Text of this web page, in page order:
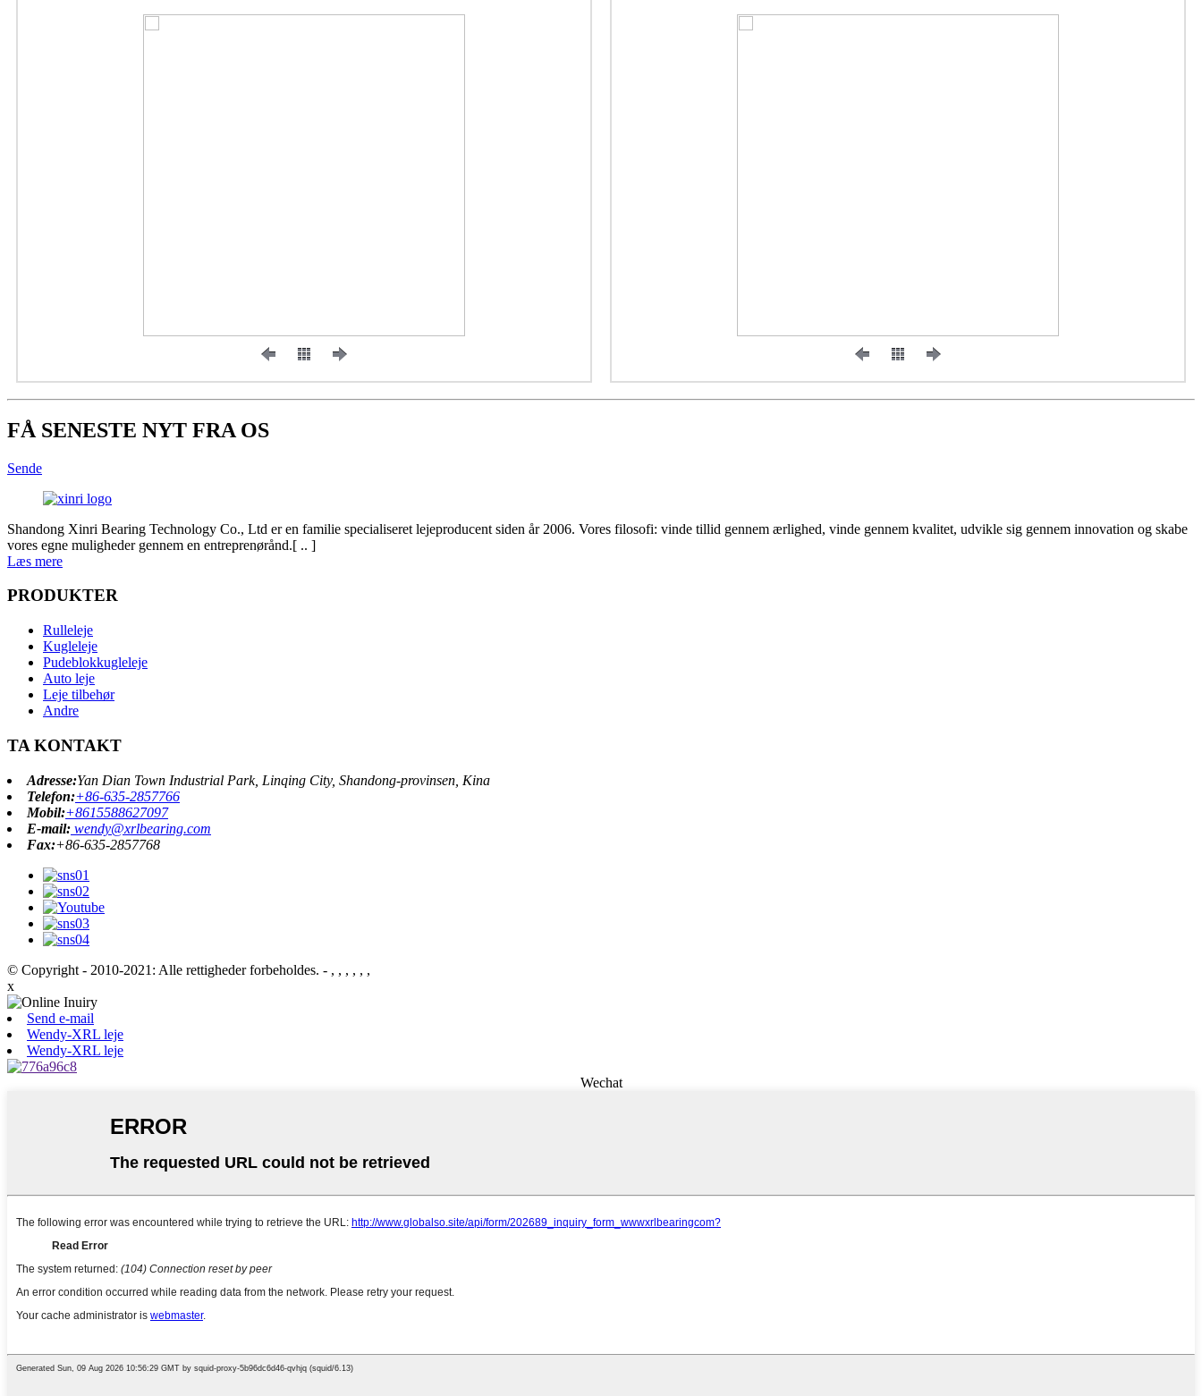
FÅ SENESTE NYT FRA OS
Sende
Shandong Xinri Bearing Technology Co., Ltd er en familie specialiseret lejeproducent siden år 2006. Vores filosofi: vinde tillid gennem ærlighed, vinde gennem kvalitet, udvikle sig gennem innovation og skabe
vores egne muligheder gennem en entreprenørånd.[ .. ]
Læs mere
PRODUKTER
Rulleleje
Kugleleje
Pudeblokkugleleje
Auto leje
Leje tilbehør
Andre
TA KONTAKT
Adresse:Yan Dian Town Industrial Park, Linqing City, Shandong-provinsen, Kina
Telefon:+86-635-2857766
Mobil:+8615588627097
E-mail: wendy@xrlbearing.com
Fax:+86-635-2857768
© Copyright - 2010-2021: Alle rettigheder forbeholdes. - , , , , , ,
x
Send e-mail
Wendy-XRL leje
Wendy-XRL leje
Wechat